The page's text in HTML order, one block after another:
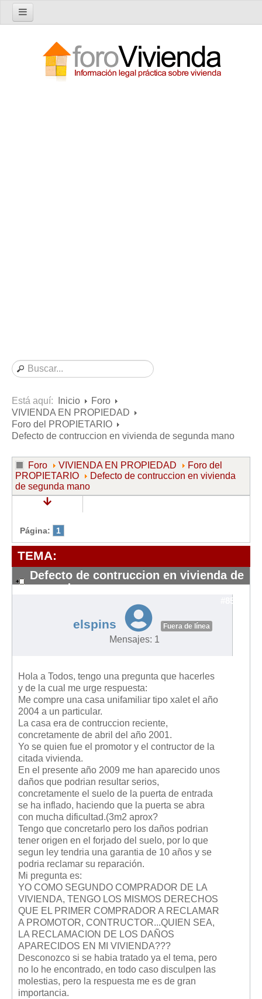
Nuevo tema
Contratos de Arrendamiento
De uso distinto al de vivienda
Otros contratos de Arrendamiento
Requerimientos y comunicaciones
Para contratos anteriores al 6 de junio de 2013
Para contratos de Renta Antigua
Formularios sobre Vivienda en Propiedad
Modelos de Contratos
Requerimientos y comunicaciones
Formularios sobre Propiedad Horizontal
Modelos de Convocatoria de Junta de Propietarios
Requerimientos y comunicaciones
Legislación sobre la Comunidad de Propietarios
Legislación sobre Adquisición de Vivienda en Propiedad
Legislación de interés práctico
Diccionario
Usuario
Entrar / Salir
Mis boletines
Está aquí: Inicio
Foro
VIVIENDA EN PROPIEDAD
Foro del PROPIETARIO
Defecto de contruccion en vivienda de segunda mano
Foro VIVIENDA EN PROPIEDAD
Foro del
PROPIETARIO
Defecto de contruccion en vivienda
de segunda mano
Página: 1
TEMA:
Defecto de contruccion en vivienda de
segunda mano
#8542
elspins Fuera de línea
Mensajes: 1
Hola a Todos, tengo una pregunta que hacerles
y de la cual me urge respuesta:
Me compre una casa unifamiliar tipo xalet el año
2004 a un particular.
La casa era de contruccion reciente,
concretamente de abril del año 2001.
Yo se quien fue el promotor y el contructor de la
citada vivienda.
En el presente año 2009 me han aparecido unos
daños que podrian resultar serios,
concretamente el suelo de la puerta de entrada
se ha inflado, haciendo que la puerta se abra
con mucha dificultad.(3m2 aprox?
Tengo que concretarlo pero los daños podrian
tener origen en el forjado del suelo, por lo que
segun ley tendria una garantia de 10 años y se
podria reclamar su reparación.
Mi pregunta es:
YO COMO SEGUNDO COMPRADOR DE LA
VIVIENDA, TENGO LOS MISMOS DERECHOS
QUE EL PRIMER COMPRADOR A RECLAMAR
A PROMOTOR, CONTRUCTOR...QUIEN SEA,
LA RECLAMACION DE LOS DAÑOS
APARECIDOS EN MI VIVIENDA???
Desconozco si se habia tratado ya el tema, pero
no lo he encontrado, en todo caso disculpen las
molestias, pero la respuesta me es de gran
importancia.